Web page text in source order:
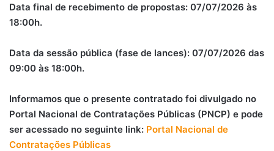
Data final de recebimento de propostas: 07/07/2026 às
18:00h.
Data da sessão pública (fase de lances): 07/07/2026 das
09:00 às 18:00h.
Informamos que o presente contratado foi divulgado no
Portal Nacional de Contratações Públicas (PNCP) e pode
ser acessado no seguinte link: Portal Nacional de
Contratações Públicas